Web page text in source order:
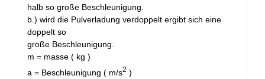
halb so große Beschleunigung.
b.) wird die Pulverladung verdoppelt ergibt sich eine
doppelt so
große Beschleunigung.
m = masse ( kg )
a = Beschleunigung ( m/s2 )